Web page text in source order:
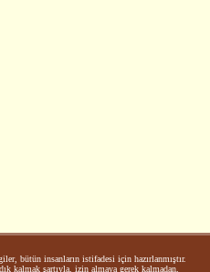
bütün insanların istifadesi için hazırlanmıştır.
kalmak şartıyla, izin almaya gerek kalmadan,